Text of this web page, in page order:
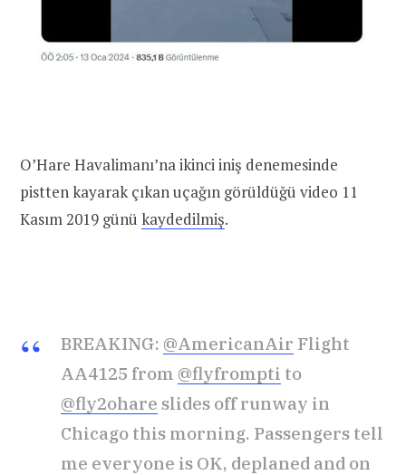
O’Hare Havalimanı’na ikinci iniş denemesinde
pistten kayarak çıkan uçağın görüldüğü video 11
Kasım 2019 günü kaydedilmiş.
BREAKING: @AmericanAir Flight
AA4125 from @flyfrompti to
@fly2ohare slides off runway in
Chicago this morning. Passengers tell
me everyone is OK, deplaned and on